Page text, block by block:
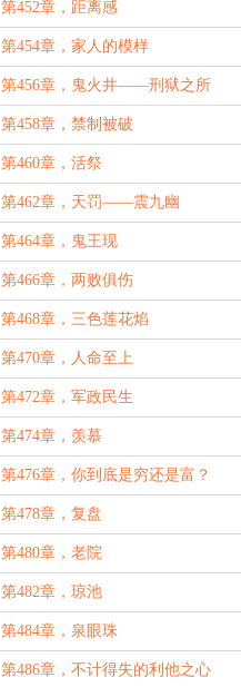
第452章，距离感
第454章，家人的模样
第456章，鬼火井——刑狱之所
第458章，禁制被破
第460章，活祭
第462章，天罚——震九幽
第464章，鬼王现
第466章，两败俱伤
第468章，三色莲花焰
第470章，人命至上
第472章，军政民生
第474章，羡慕
第476章，你到底是穷还是富？
第478章，复盘
第480章，老院
第482章，琼池
第484章，泉眼珠
第486章，不计得失的利他之心